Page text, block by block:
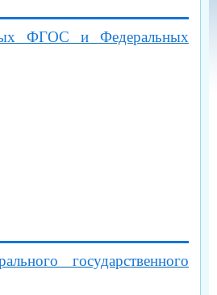
ФГОС и Федеральных
государственного